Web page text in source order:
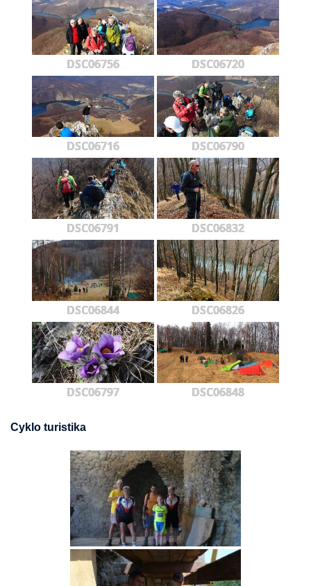
DSC06756 DSC06720
DSC06716 DSC06790
DSC06791 DSC06832
DSC06844 DSC06826
DSC06797 DSC06848
Cyklo turistika